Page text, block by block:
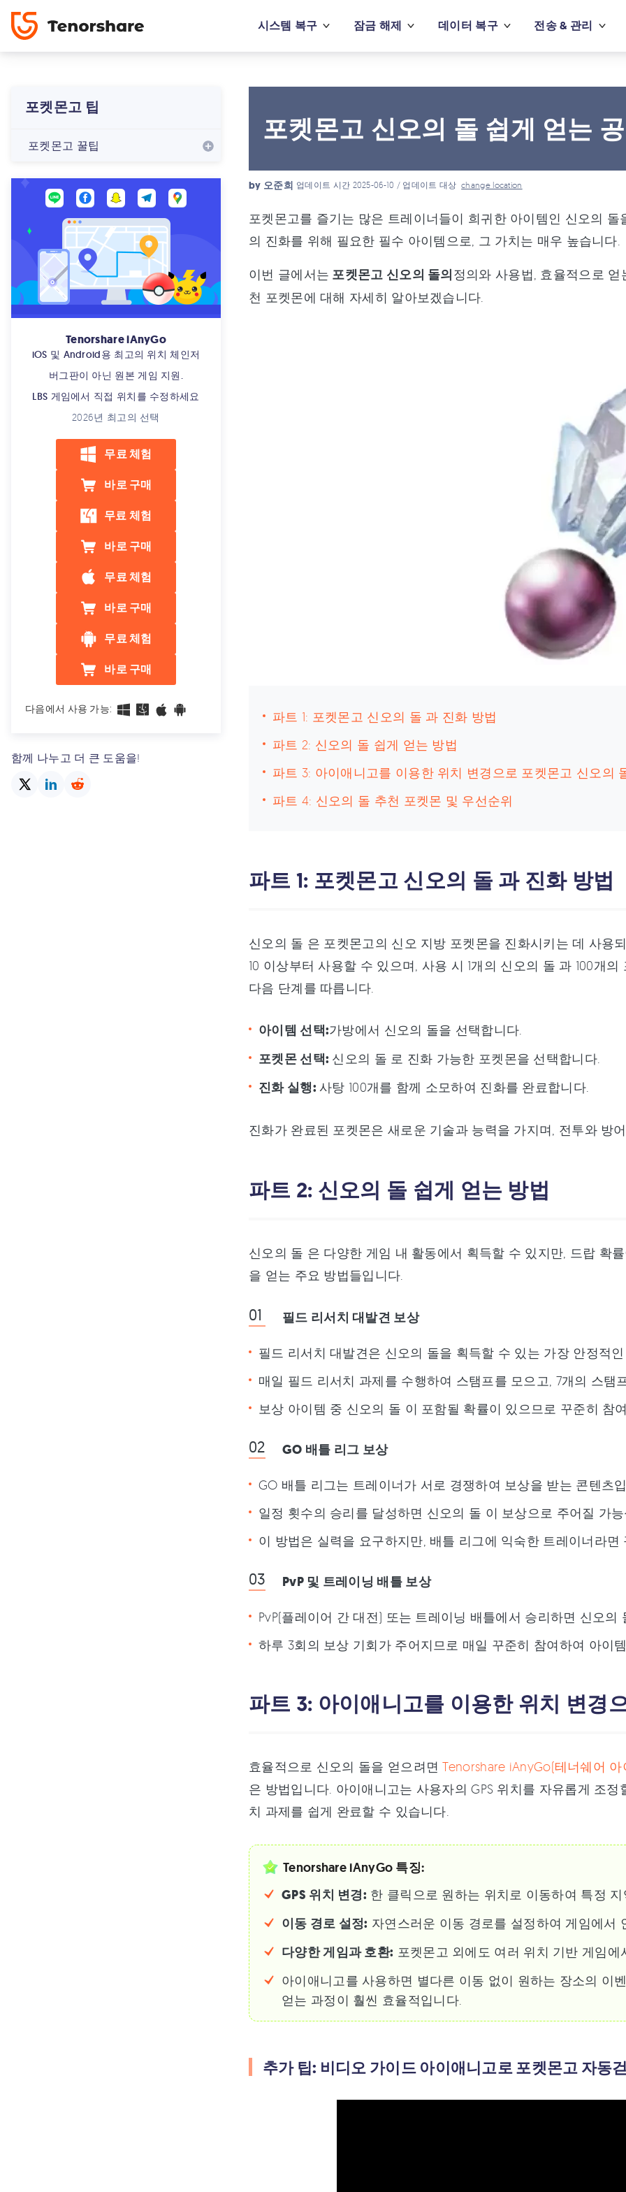
시스템 복구 잠금 해제 데이터 복구 전송 & 관리
포켓몬고 팁
포켓몬고 꿀팁
Tenorshare iAnyGo
iOS 및 Android용 최고의 위치 체인저
버그판이 아닌 원본 게임 지원.
LBS 게임에서 직접 위치를 수정하세요
2026년 최고의 선택
무료 체험
바로 구매
무료 체험
바로 구매
무료 체험
바로 구매
무료 체험
바로 구매
다음에서 사용 가능:
함께 나누고 더 큰 도움을!
포켓몬고 신오의 돌 쉽게 얻는
by 오준희 업데이트 시간 2025-06-10 / 업데이트 대상change location
포켓몬고를 즐기는 많은 트레이너들이 희귀한 아이템인 신오의
의 진화를 위해 필요한 필수 아이템으로, 그 가치는 매우 높습니다.
이번 글에서는 포켓몬고 신오의 돌의정의와 사용법, 효율적으로
천 포켓몬에 대해 자세히 알아보겠습니다.
파트 1: 포켓몬고 신오의 돌 과 진화 방법
파트 2: 신오의 돌 쉽게 얻는 방법
파트 3: 아이애니고를 이용한 위치 변경으로 포켓몬고 신오의
파트 4: 신오의 돌 추천 포켓몬 및 우선순위
파트 1: 포켓몬고 신오의 돌 과 진화 방법
신오의 돌 은 포켓몬고의 신오 지방 포켓몬을 진화시키는 데 사용
10 이상부터 사용할 수 있으며, 사용 시 1개의 신오의 돌 과 100개
다음 단계를 따릅니다.
아이템 선택:가방에서 신오의 돌을 선택합니다.
포켓몬 선택: 신오의 돌 로 진화 가능한 포켓몬을 선택합니다.
진화 실행: 사탕 100개를 함께 소모하여 진화를 완료합니다.
진화가 완료된 포켓몬은 새로운 기술과 능력을 가지며, 전투와 방
파트 2: 신오의 돌 쉽게 얻는 방법
신오의 돌 은 다양한 게임 내 활동에서 획득할 수 있지만, 드랍 확
을 얻는 주요 방법들입니다.
필드 리서치 대발견 보상
필드 리서치 대발견은 신오의 돌을 획득할 수 있는 가장 안정적
매일 필드 리서치 과제를 수행하여 스탬프를 모으고, 7개의 스
보상 아이템 중 신오의 돌 이 포함될 확률이 있으므로 꾸준히 참
GO 배틀 리그 보상
GO 배틀 리그는 트레이너가 서로 경쟁하여 보상을 받는 콘텐츠
일정 횟수의 승리를 달성하면 신오의 돌 이 보상으로 주어질 가
이 방법은 실력을 요구하지만, 배틀 리그에 익숙한 트레이너라
PvP 및 트레이닝 배틀 보상
PvP(플레이어 간 대전) 또는 트레이닝 배틀에서 승리하면 신오의
하루 3회의 보상 기회가 주어지므로 매일 꾸준히 참여하여 아이
파트 3: 아이애니고를 이용한 위치 변경
효율적으로 신오의 돌을 얻으려면Tenorshare iAnyGo(테너쉐어
은 방법입니다. 아이애니고는 사용자의 GPS 위치를 자유롭게 조
치 과제를 쉽게 완료할 수 있습니다.
Tenorshare iAnyGo 특징:
GPS 위치 변경: 한 클릭으로 원하는 위치로 이동하여 특정
이동 경로 설정: 자연스러운 이동 경로를 설정하여 게임에서
다양한 게임과 호환: 포켓몬고 외에도 여러 위치 기반 게임에
아이애니고를 사용하면 별다른 이동 없이 원하는 장소의 이
얻는 과정이 훨씬 효율적입니다.
추가 팁: 비디오 가이드 아이애니고로 포켓몬고 자동